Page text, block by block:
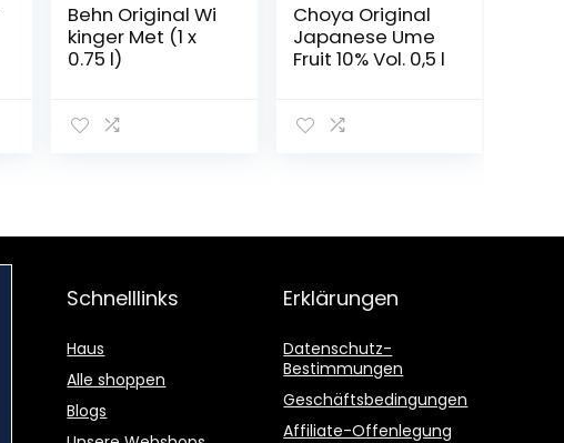
Behn Original Wi
kinger Met (1 x
0.75 l)
Choya Original
Japanese Ume
Fruit 10% Vol. 0,5 l
Schnelllinks
Haus
Alle shoppen
Blogs
Erklärungen
Datenschutz-
Bestimmungen
Geschäftsbedingungen
Affiliate-Offenlegung